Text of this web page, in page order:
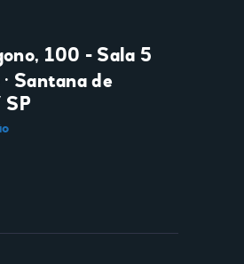
100 - Sala 5
Santana de
SP